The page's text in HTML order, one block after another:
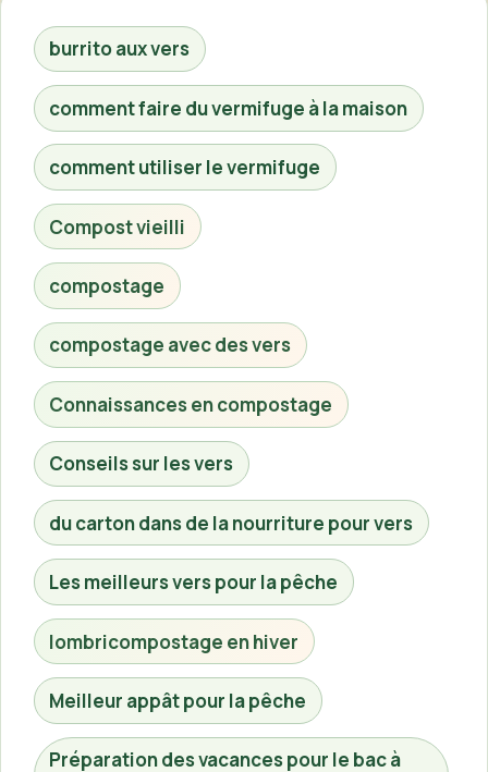
burrito aux vers
comment faire du vermifuge à la maison
comment utiliser le vermifuge
Compost vieilli
compostage
compostage avec des vers
Connaissances en compostage
Conseils sur les vers
du carton dans de la nourriture pour vers
Les meilleurs vers pour la pêche
lombricompostage en hiver
Meilleur appât pour la pêche
Préparation des vacances pour le bac à